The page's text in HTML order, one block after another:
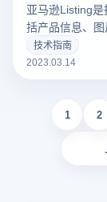
亚马逊Listing
括产品信息、
个好的亚马逊
下云登录指纹浏
技术指南
2023.03.14
1 2